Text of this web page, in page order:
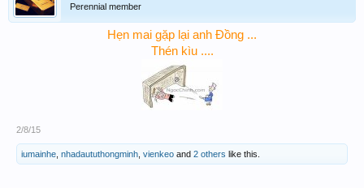
Perennial member
Hẹn mai gặp lại anh Đồng ...
Thén kìu ....
2/8/15
iumainhe nhadaututhongminh vienkeo and 2 others like this.